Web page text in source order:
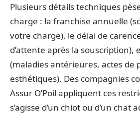
Plusieurs détails techniques
charge : la franchise annuelle
votre charge), le délai de
d’attente après la souscription),
(maladies antérieures, actes de
esthétiques). Des compagnies
Assur O’Poil appliquent ces
s’agisse d’un chiot ou d’un chat